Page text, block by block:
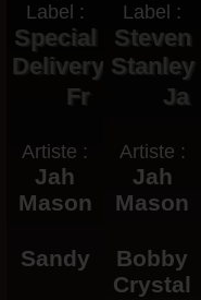
Label :
Special
Delivery
Fr
Artiste :
Jah
Mason
Sandy
Label :
Steven
Stanley
Ja
Artiste :
Jah
Mason
Bobby
Crystal